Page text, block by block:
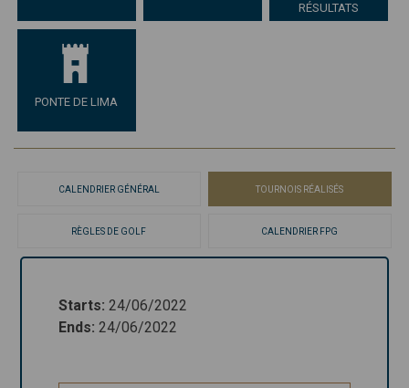
RÉSULTATS
PONTE DE LIMA
Starts
Ends
CALENDRIER GÉNÉRAL TOURNOIS RÉALISÉS
RÈGLES DE GOLF CALENDRIER FPG
Starts: 24/06/2022
Ends: 24/06/2022